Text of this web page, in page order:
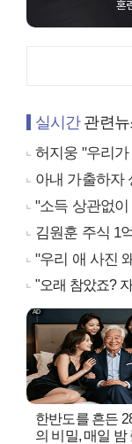
실시간관련뉴
허지웅 "우리가
아내 가출하자
"소득 상관없
김원훈 주식 1
"우리 애 사진
"오래 참았죠?
한반도를 흔든
의 비밀, 매일 밤